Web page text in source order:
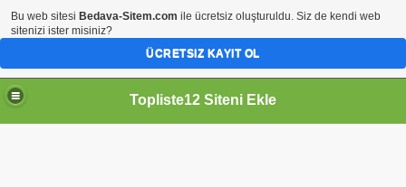
Topliste12 Siteni Ekle
Bu web sitesi Bedava-Sitem.com ile ücretsiz oluşturuldu. Siz de kendi web
sitenizi ister misiniz?
ÜCRETSIZ KAYIT OL